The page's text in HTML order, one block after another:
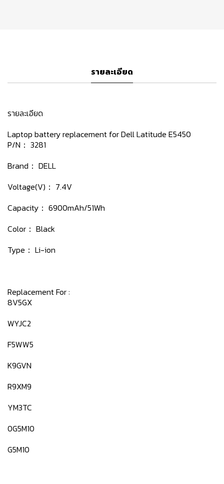
รายละเอียด
รายละเอียด
Laptop battery replacement for Dell Latitude E5450
P/N： 3281
Brand： DELL
Voltage(V)： 7.4V
Capacity： 6900mAh/51Wh
Color： Black
Type： Li-ion
Replacement For :
8V5GX
WYJC2
F5WW5
K9GVN
R9XM9
YM3TC
0G5M10
G5M10